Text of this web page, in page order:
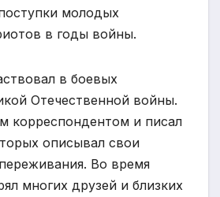
молодых
в годы войны.
в боевых
Отечественной войны.
корреспондентом и писал
описывал свои
Во время
многих друзей и близких